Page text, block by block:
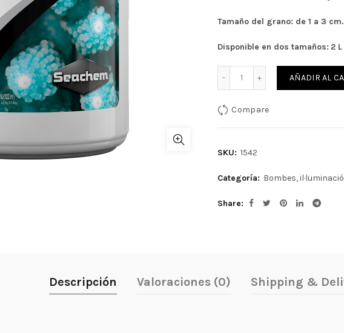
Tamaño del grano: de 1 a 3 cm.
Disponible en dos tamaños: 2
AÑADIR AL
Compare
SKU: 1542
Categoría: Bombes,
Share
Descripción Valoraciones (0) Shipping &